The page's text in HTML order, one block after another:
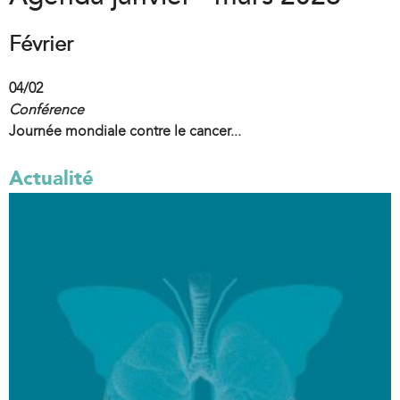
Février
04/02
Conférence
Journée mondiale contre le cancer...
Actualité